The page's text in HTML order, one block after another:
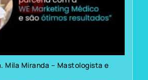
Mila Miranda – Mastologista e